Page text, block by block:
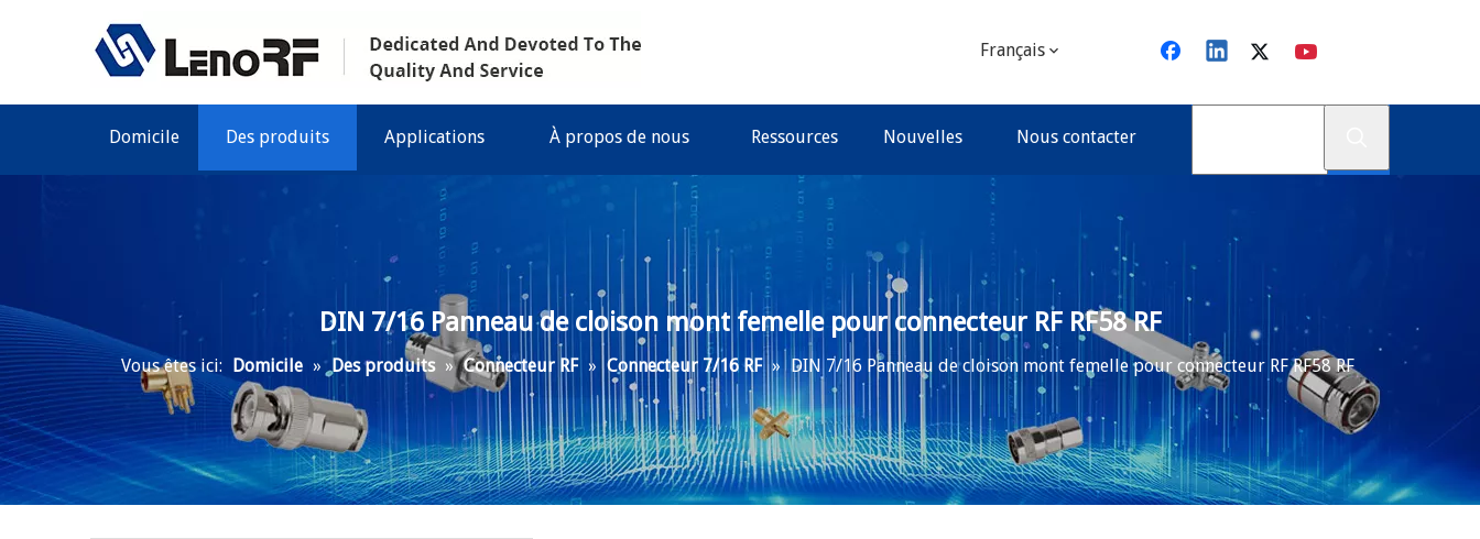
Français
Domicile Des produits Applications À propos de nous Ressources Nouvelles Nous contacter
DIN 7/16 Panneau de cloison mont femelle pour connecteur RF RF58 RF
Vous êtes ici: Domicile » Des produits » Connecteur RF » Connecteur 7/16 RF » DIN 7/16 Panneau de cloison mont femelle pour connecteur RF RF58 RF